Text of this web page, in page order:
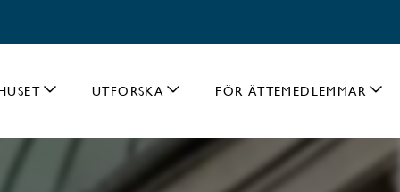
UTFORSKA FÖR ÄTTEMEDLEMMAR